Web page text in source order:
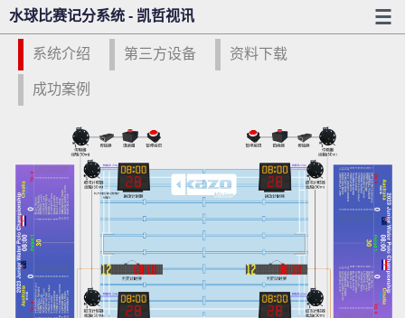
水球比赛记分系统 - 凯哲视讯
系统介绍 第三方设备 资料下载
成功案例